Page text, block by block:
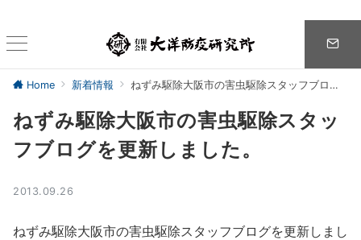
Home 新着情報 ねずみ駆除大阪市の害虫駆除スタッフブログを更新しました。
ねずみ駆除大阪市の害虫駆除スタッ
フブログを更新しました。
2013.09.26
ねずみ駆除大阪市の害虫駆除スタッフブログを更新しまし